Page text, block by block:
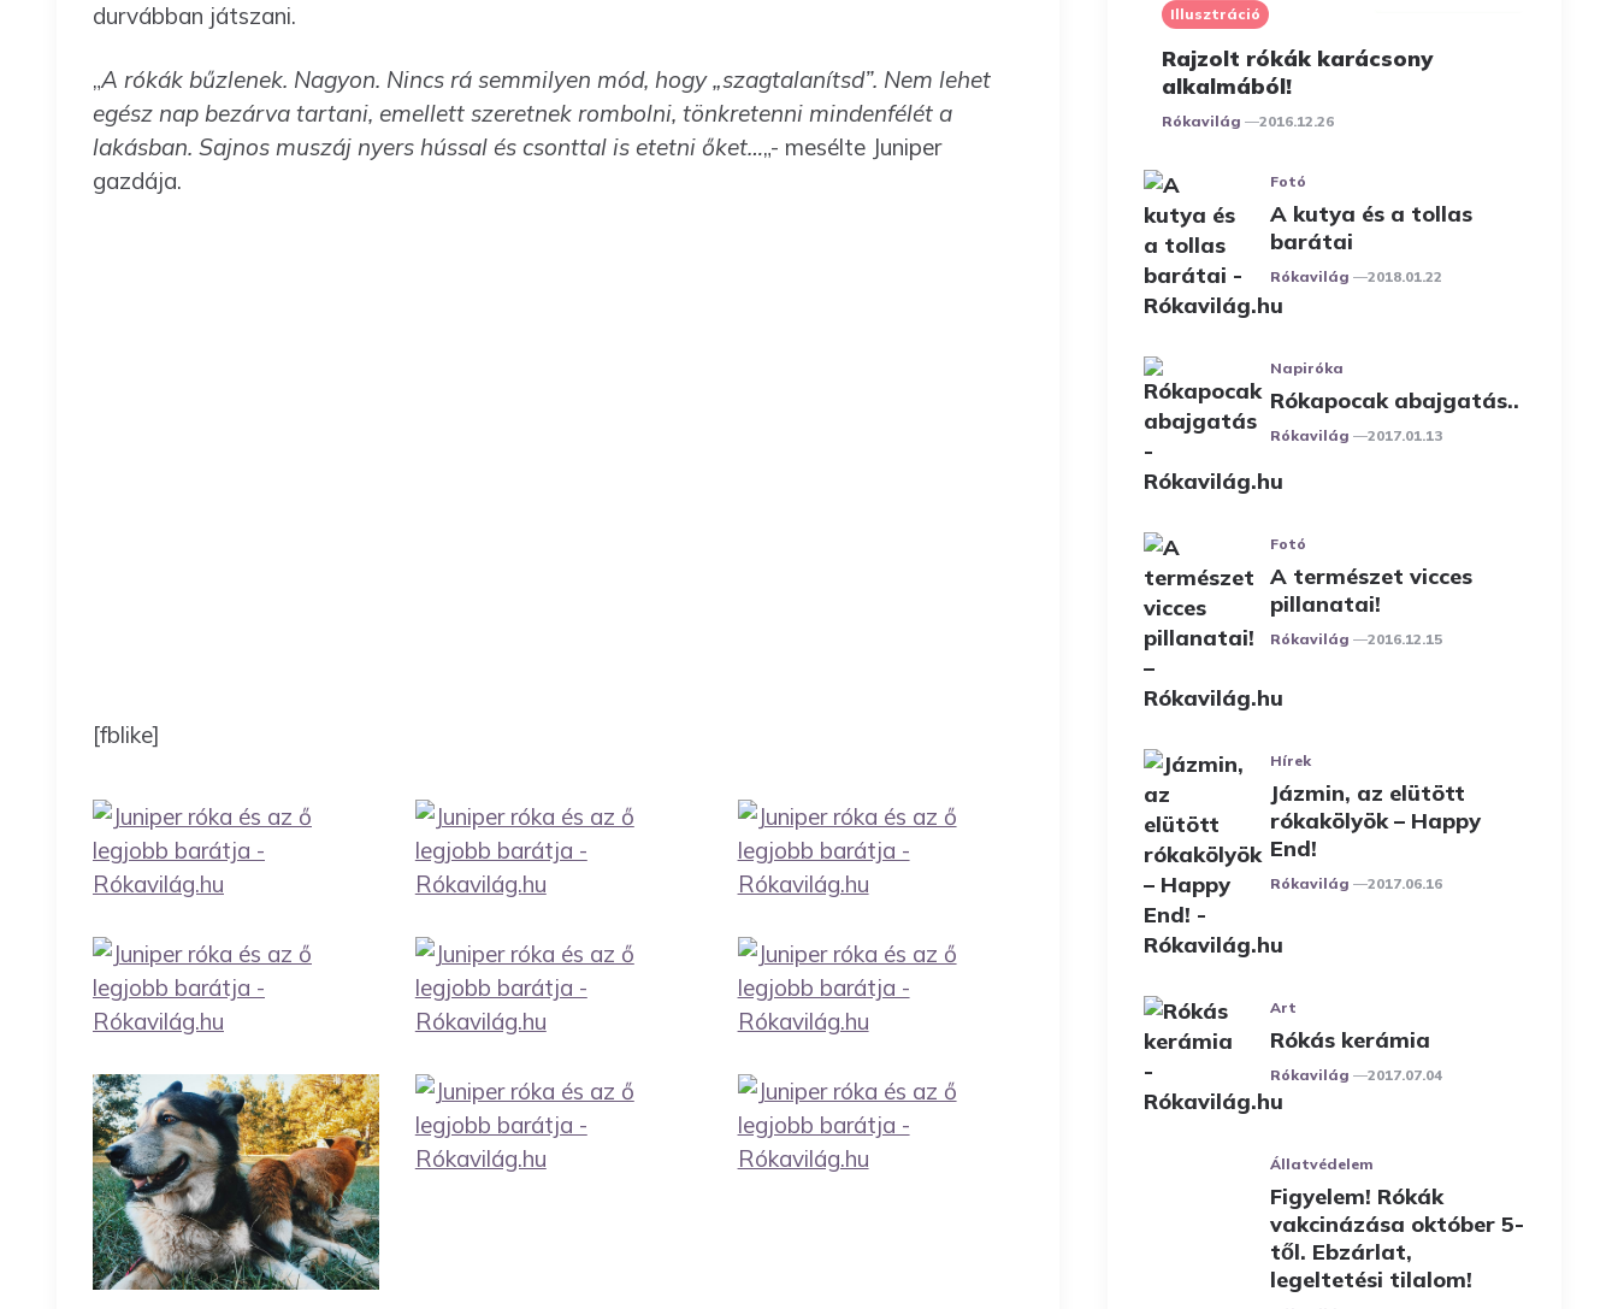
durvábban játszani.
„A rókák bűzlenek. Nagyon. Nincs rá semmilyen mód, hogy „szagtalanítsd”. Nem lehet
egész nap bezárva tartani, emellett szeretnek rombolni, tönkretenni mindenfélét a
lakásban. Sajnos muszáj nyers hússal és csonttal is etetni őket…„- mesélte Juniper
gazdája.
[fblike]
Illusztráció
Rajzolt rókák karácsony
alkalmából!
Posted
Rókavilág 2016.12.26
Fotó
A kutya és a tollas
barátai
Posted
Rókavilág 2018.01.22
Napiróka
Rókapocak abajgatás..
Posted
Rókavilág 2017.01.13
Fotó
A természet vicces
pillanatai!
Posted
Rókavilág 2016.12.15
Hírek
Jázmin, az elütött
rókakölyök – Happy
End!
Posted
Rókavilág 2017.06.16
Art
Rókás kerámia
Posted
Rókavilág 2017.07.04
Állatvédelem
Figyelem! Rókák
vakcinázása október 5-
től. Ebzárlat,
legeltetési tilalom!